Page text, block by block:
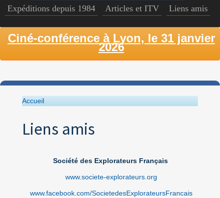
Expéditions depuis 1984
Articles et ITV Liens amis
Ciné-conférence à Lyon, le 31 janvier
2026
Accueil
Liens amis
Société des Explorateurs Français
www.societe-explorateurs.org
www.facebook.com/SocietedesExplorateursFrancais